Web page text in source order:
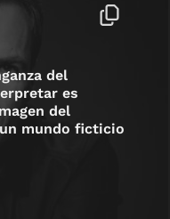
del
es
del
mundo ficticio